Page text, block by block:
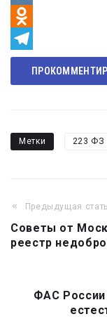
VK
Odnoklassniki
Telegram
Метки 223 ФЗ
Навигация
по
записям
Предыдущая
Советы от
реестр
ФАС России